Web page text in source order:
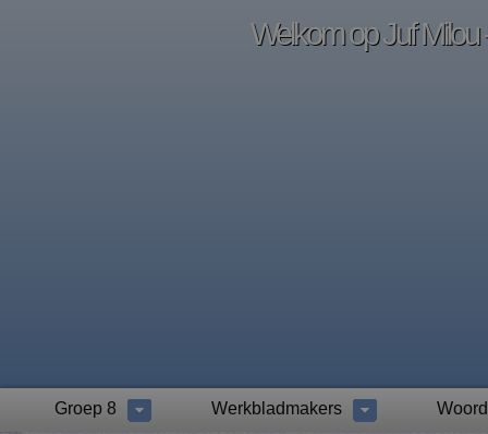
Welkom op Juf Milou
Groep 8 Werkbladmakers